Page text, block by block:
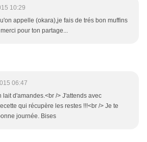
10:29
appelle (okara),je fais de trés bon muffins
pour ton partage...
06:47
lait d'amandes.<br /> J'attends avec
qui récupère les restes !!!<br /> Je te
journée. Bises